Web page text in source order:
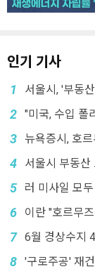
인기 기사
1 서울시, '부동
2 "미국, 수입 폴
3
뉴욕증시, 호
4 서울시 부동산
5 러 미사일 모
6 이란 "호르무
7 6월 경상수지
8 '구로주공' 재